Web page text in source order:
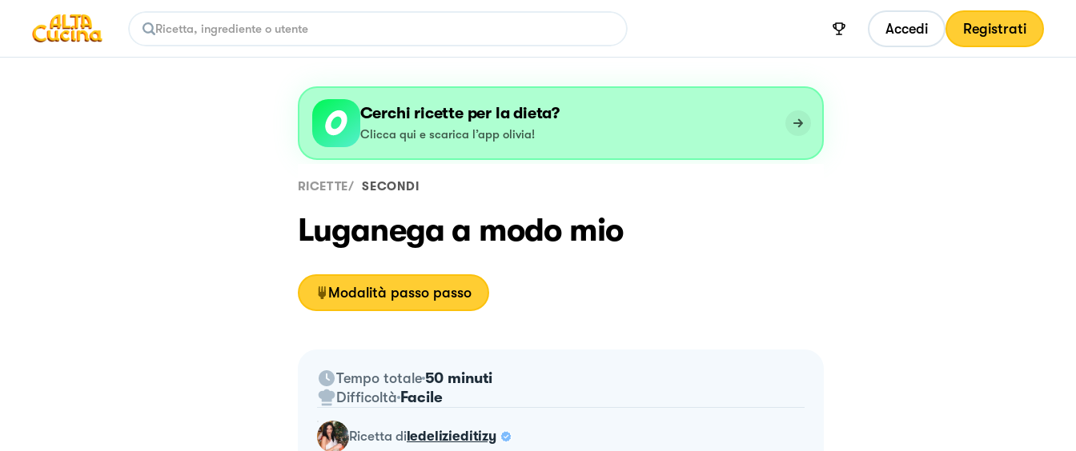
Accedi Registrati
Cerchi ricette per la dieta?
Clicca qui e scarica l’app olivia!
RICETTE/ SECONDI
Luganega a modo mio
Modalità passo passo
Tempo totale 50 minuti
Difficoltà Facile
ricetta diledelizieditizy